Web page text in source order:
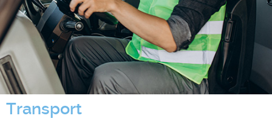
Transport